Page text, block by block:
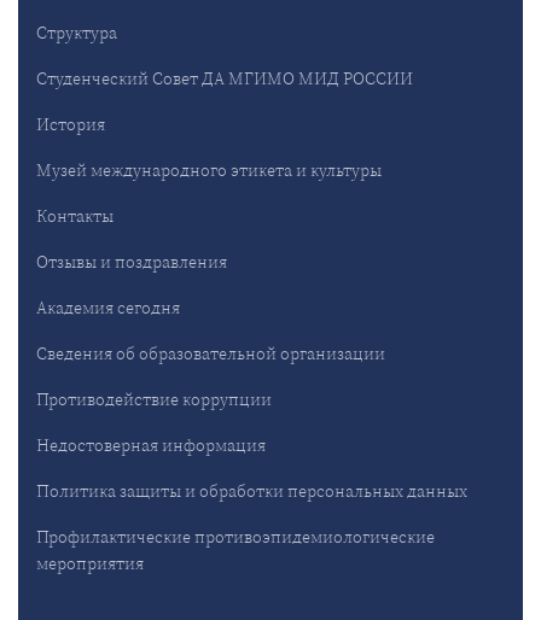
Структура
Студенческий Совет ДА МГИМО МИД РОССИИ
История
Музей международного этикета и культуры
Контакты
Отзывы и поздравления
Академия сегодня
Сведения об образовательной организации
Противодействие коррупции
Недостоверная информация
Политика защиты и обработки персональных данных
Профилактические противоэпидемиологические
мероприятия